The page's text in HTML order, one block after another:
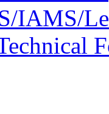
IAMS/